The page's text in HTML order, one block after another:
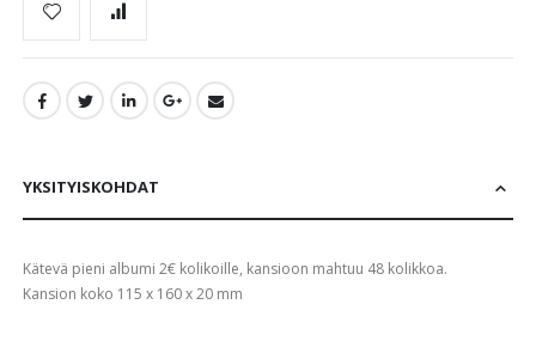
YKSITYISKOHDAT
Kätevä pieni albumi 2€ kolikoille, kansioon mahtuu 48 kolikkoa.
Kansion koko 115 x 160 x 20 mm